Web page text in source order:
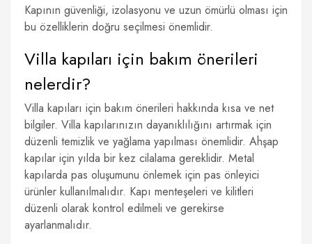
Kapının güvenliği, izolasyonu ve uzun ömürlü olması için
bu özelliklerin doğru seçilmesi önemlidir.
Villa kapıları için bakım önerileri
nelerdir?
Villa kapıları için bakım önerileri hakkında kısa ve net
bilgiler. Villa kapılarınızın dayanıklılığını artırmak için
düzenli temizlik ve yağlama yapılması önemlidir. Ahşap
kapılar için yılda bir kez cilalama gereklidir. Metal
kapılarda pas oluşumunu önlemek için pas önleyici
ürünler kullanılmalıdır. Kapı menteşeleri ve kilitleri
düzenli olarak kontrol edilmeli ve gerekirse
ayarlanmalıdır.